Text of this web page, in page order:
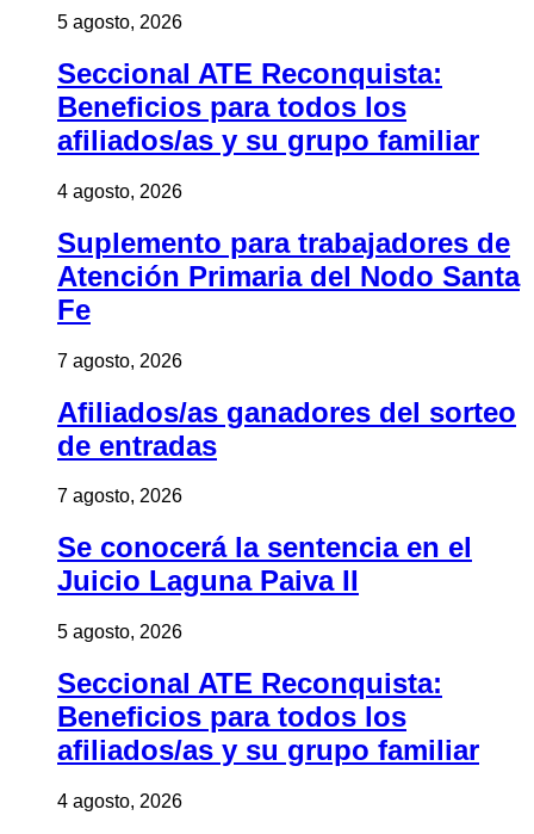
5 agosto, 2026
Seccional ATE Reconquista:
Beneficios para todos los
afiliados/as y su grupo familiar
4 agosto, 2026
Suplemento para trabajadores de
Atención Primaria del Nodo Santa
Fe
7 agosto, 2026
Afiliados/as ganadores del sorteo
de entradas
7 agosto, 2026
Se conocerá la sentencia en el
Juicio Laguna Paiva II
5 agosto, 2026
Seccional ATE Reconquista:
Beneficios para todos los
afiliados/as y su grupo familiar
4 agosto, 2026